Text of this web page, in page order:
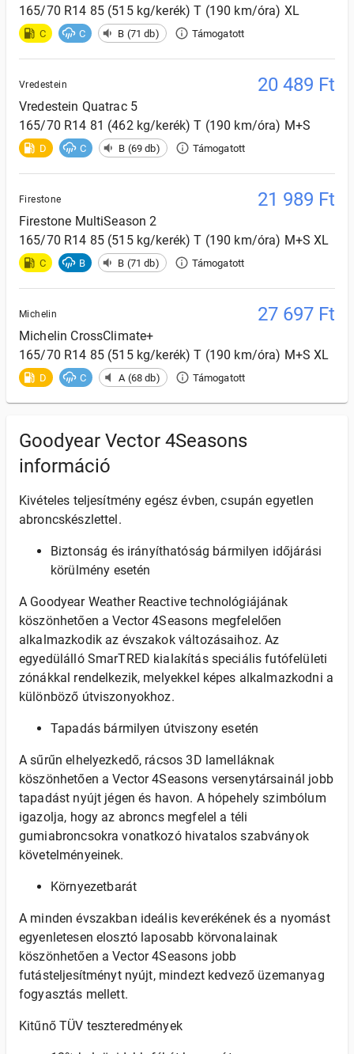
165/70 R14 85 (515 kg/kerék) T (190 km/óra) XL
C C B (71 db) Támogatott
Vredestein 20 489 Ft
Vredestein Quatrac 5
165/70 R14 81 (462 kg/kerék) T (190 km/óra) M+S
D C B (69 db) Támogatott
Firestone 21 989 Ft
Firestone MultiSeason 2
165/70 R14 85 (515 kg/kerék) T (190 km/óra) M+S XL
C B B (71 db) Támogatott
Michelin 27 697 Ft
Michelin CrossClimate+
165/70 R14 85 (515 kg/kerék) T (190 km/óra) M+S XL
D C A (68 db) Támogatott
Goodyear Vector 4Seasons
információ
Kivételes teljesítmény egész évben, csupán egyetlen
abroncskészlettel.
Biztonság és irányíthatóság bármilyen időjárási
körülmény esetén
A Goodyear Weather Reactive technológiájának
köszönhetően a Vector 4Seasons megfelelően
alkalmazkodik az évszakok változásaihoz. Az
egyedülálló SmarTRED kialakítás speciális futófelületi
zónákkal rendelkezik, melyekkel képes alkalmazkodni a
különböző útviszonyokhoz.
Tapadás bármilyen útviszony esetén
A sűrűn elhelyezkedő, rácsos 3D lamelláknak
köszönhetően a Vector 4Seasons versenytársainál jobb
tapadást nyújt jégen és havon. A hópehely szimbólum
igazolja, hogy az abroncs megfelel a téli
gumiabroncsokra vonatkozó hivatalos szabványok
követelményeinek.
Környezetbarát
A minden évszakban ideális keverékének és a nyomást
egyenletesen elosztó laposabb körvonalainak
köszönhetően a Vector 4Seasons jobb
futásteljesítményt nyújt, mindezt kedvező üzemanyag
fogyasztás mellett.
Kitűnő TÜV teszteredmények